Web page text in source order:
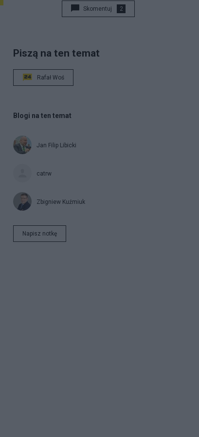
Skomentuj 2
Piszą na ten temat
Rafał Woś
Blogi na ten temat
Jan Filip Libicki
catrw
Zbigniew Kuźmiuk
Napisz notkę